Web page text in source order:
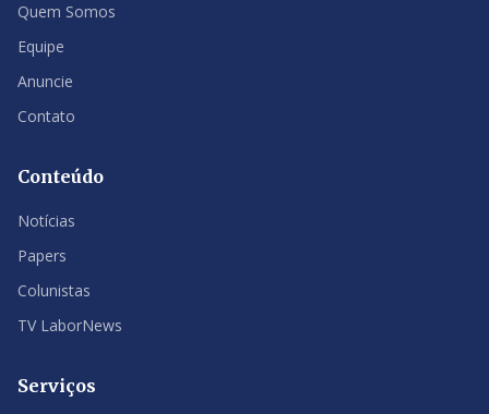
Quem Somos
Equipe
Anuncie
Contato
Conteúdo
Notícias
Papers
Colunistas
TV LaborNews
Serviços